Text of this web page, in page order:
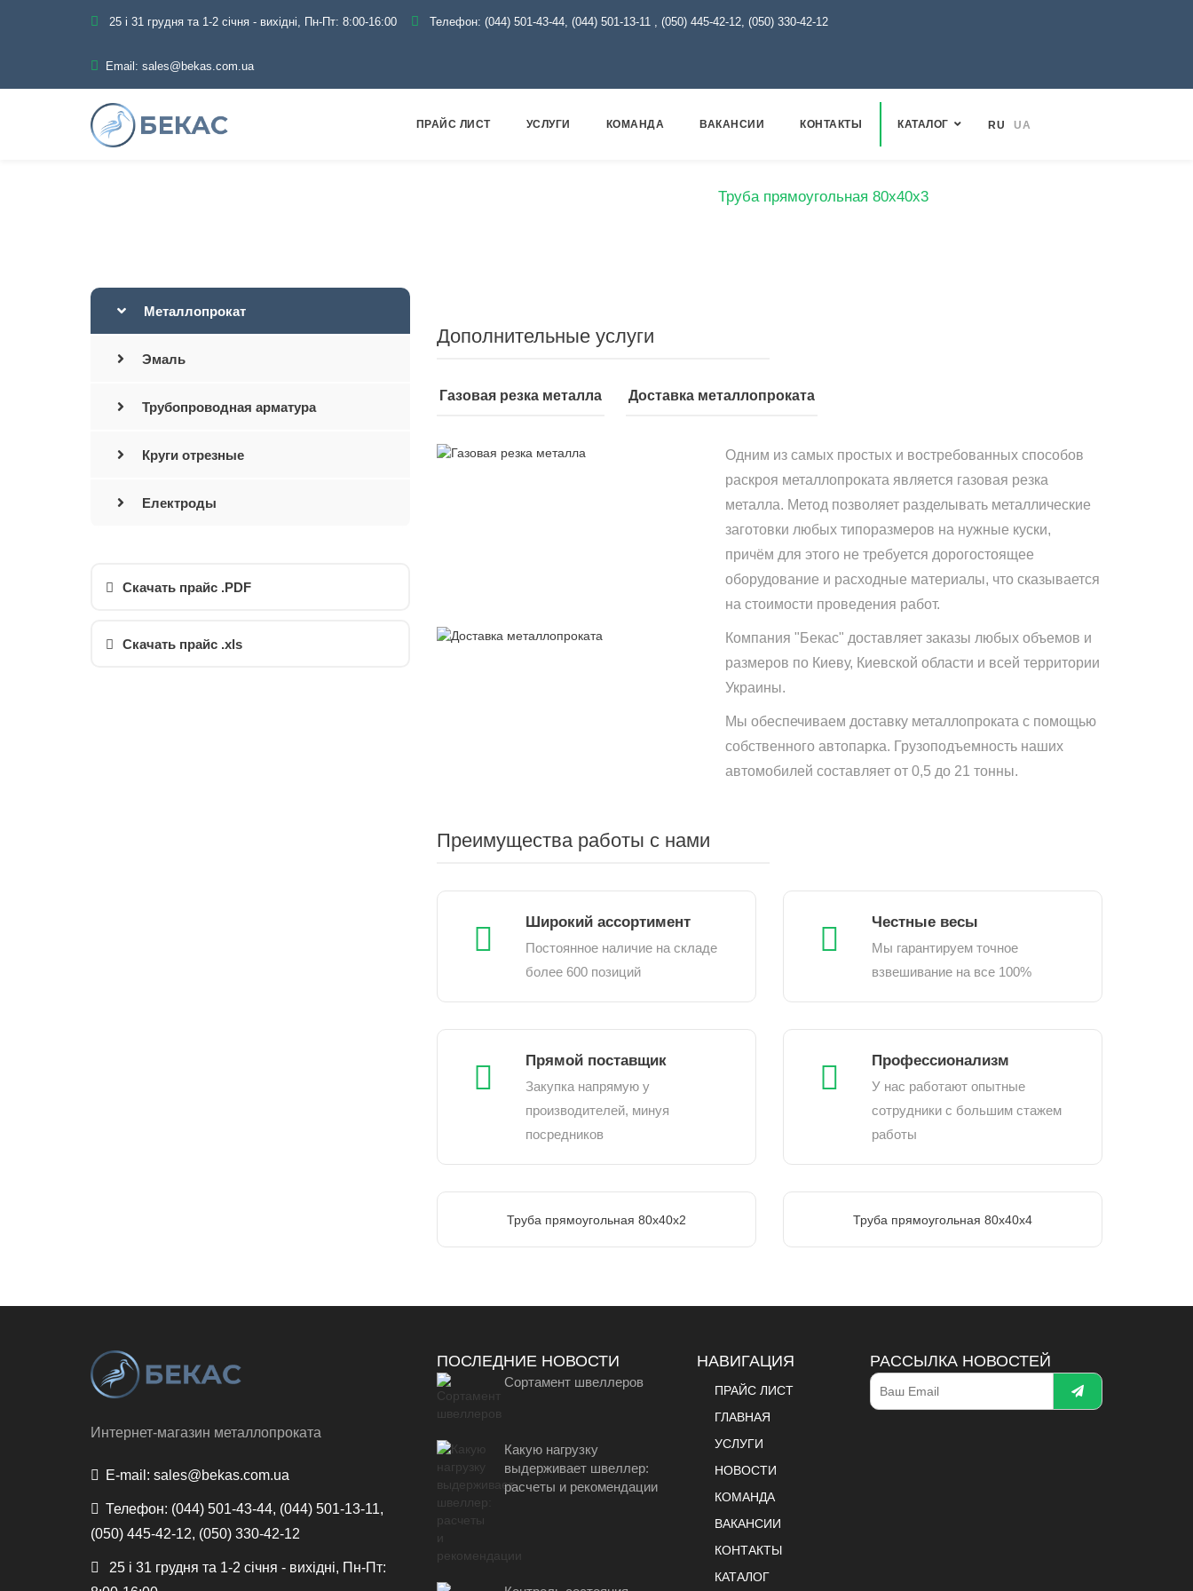
25 і 31 грудня та 1-2 січня - вихідні, Пн-Пт: 8:00-16:00 Телефон: (044) 501-43-44, (044) 501-13-11 , (050) 445-42-12, (050) 330-42-12
Email: sales@bekas.com.ua
ПРАЙС ЛИСТ УСЛУГИ КОМАНДА ВАКАНСИИ КОНТАКТЫ КАТАЛОГ RU UA
Труба прямоугольная 80х40х3
Металлопрокат
Эмаль
Трубопроводная арматура
Круги отрезные
Електроды
Скачать прайс .PDF
Скачать прайс .xls
Дополнительные услуги
Газовая резка металла Доставка металлопроката
Одним из самых простых и востребованных способов
раскроя металлопроката является газовая резка
металла. Метод позволяет разделывать металлические
заготовки любых типоразмеров на нужные куски,
причём для этого не требуется дорогостоящее
оборудование и расходные материалы, что сказывается
на стоимости проведения работ.
Компания "Бекас" доставляет заказы любых объемов и
размеров по Киеву, Киевской области и всей территории
Украины.
Мы обеспечиваем доставку металлопроката с помощью
собственного автопарка. Грузоподъемность наших
автомобилей составляет от 0,5 до 21 тонны.
Преимущества работы с нами
Широкий ассортимент
Постоянное наличие на складе
более 600 позиций
Честные весы
Мы гарантируем точное
взвешивание на все 100%
Прямой поставщик
Закупка напрямую у
производителей, минуя
посредников
Профессионализм
У нас работают опытные
сотрудники с большим стажем
работы
Труба прямоугольная 80х40х2 Труба прямоугольная 80х40х4
Интернет-магазин металлопроката
E-mail: sales@bekas.com.ua
Телефон: (044) 501-43-44, (044) 501-13-11,
(050) 445-42-12, (050) 330-42-12
25 і 31 грудня та 1-2 січня - вихідні, Пн-Пт:
ПОСЛЕДНИЕ НОВОСТИ
Сортамент швеллеров
Какую нагрузку
выдерживает швеллер:
расчеты и рекомендации
НАВИГАЦИЯ
ПРАЙС ЛИСТ
ГЛАВНАЯ
УСЛУГИ
НОВОСТИ
КОМАНДА
ВАКАНСИИ
КОНТАКТЫ
КАТАЛОГ
РАССЫЛКА НОВОСТЕЙ